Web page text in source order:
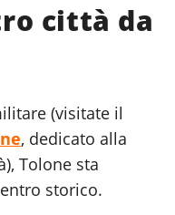
città da
(visitate il
, dedicato alla
Tolone sta
storico.